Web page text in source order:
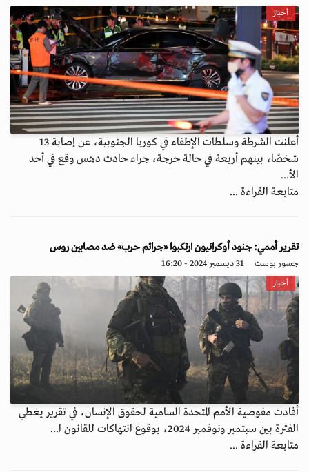
أخبار
أعلنت الشرطة وسلطات الإطفاء في كوريا الجنوبية، عن إصابة 13
شخصًا، بينهم أربعة في حالة حرجة، جراء حادث دهس وقع في أحد
الأ...
متابعة القراءة ...
تقرير أممي: جنود أوكرانيون ارتكبوا «جرائم حرب» ضد مصابين روس
جسور بوست 31 ديسمبر 2024 - 16:20
أخبار
أفادت مفوضية الأمم المتحدة السامية لحقوق الإنسان، في تقرير يغطي
الفترة بين سبتمبر ونوفمبر 2024، بوقوع انتهاكات للقانون ا...
متابعة القراءة ...